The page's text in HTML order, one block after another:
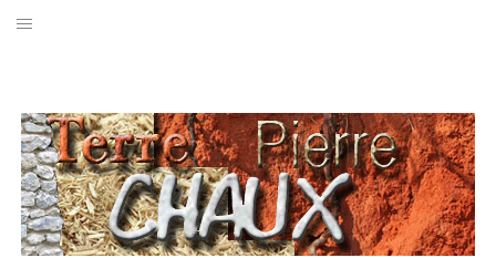
Aller
PARTICIPATIFS
CHANTIERS RÉALISÉS